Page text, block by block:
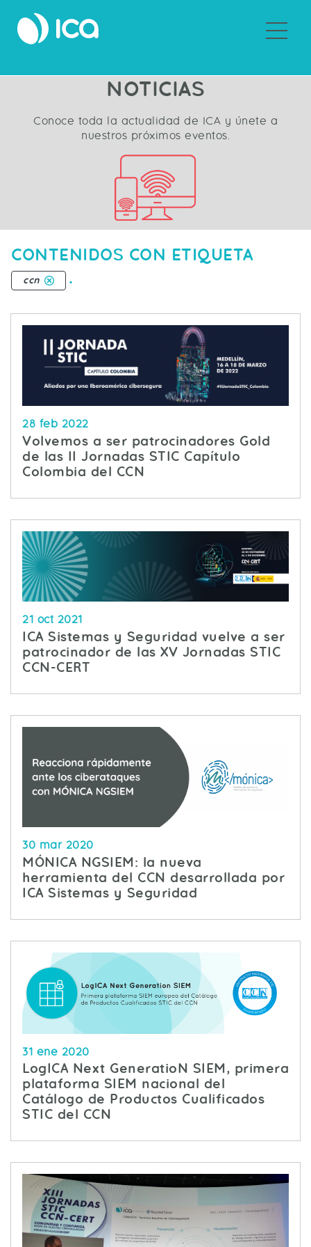
NOTICIAS
Conoce toda la actualidad de ICA y únete a
nuestros próximos eventos.
CONTENIDOS CON ETIQUETA
ccn .
28 feb 2022
Volvemos a ser patrocinadores Gold
de las II Jornadas STIC Capítulo
Colombia del CCN
21 oct 2021
ICA Sistemas y Seguridad vuelve a ser
patrocinador de las XV Jornadas STIC
CCN-CERT
30 mar 2020
MÓNICA NGSIEM: la nueva
herramienta del CCN desarrollada por
ICA Sistemas y Seguridad
31 ene 2020
LogICA Next GeneratioN SIEM, primera
plataforma SIEM nacional del
Catálogo de Productos Cualificados
STIC del CCN